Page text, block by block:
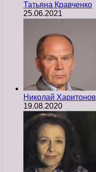
Татьяна Кравченко
25.06.2021
Николай Харитонов
19.08.2020